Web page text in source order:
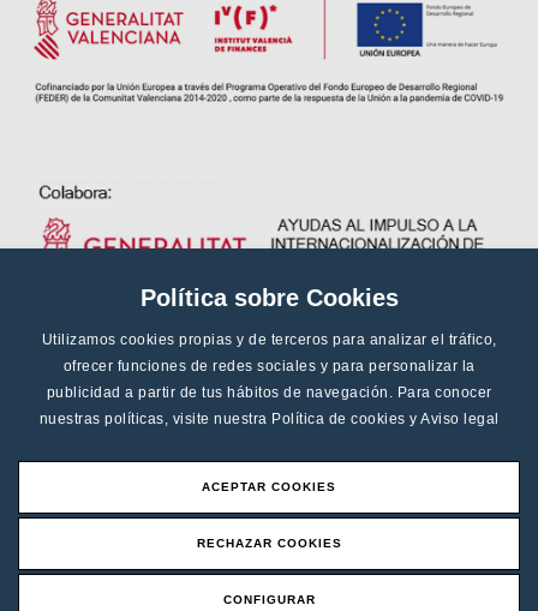
Política sobre Cookies
Utilizamos cookies propias y de terceros para analizar el tráfico,
ofrecer funciones de redes sociales y para personalizar la
publicidad a partir de tus hábitos de navegación. Para conocer
nuestras políticas, visite nuestra Política de cookies y Aviso legal
ACEPTAR COOKIES
RECHAZAR COOKIES
CONFIGURAR